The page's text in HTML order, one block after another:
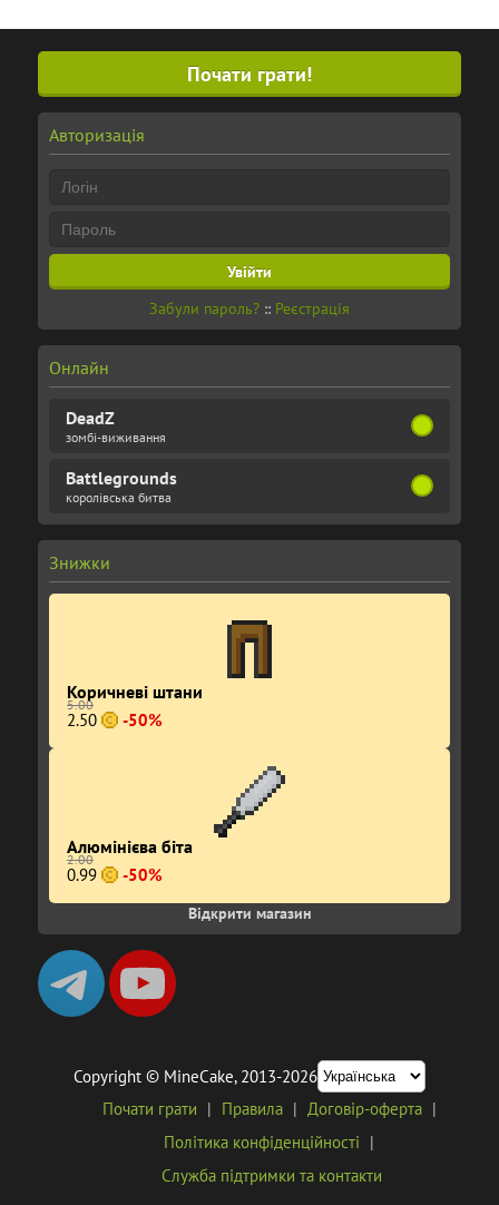
Почати грати!
Авторизація
Забули пароль? :: Реєстрація
Онлайн
DeadZ
зомбі-виживання
Battlegrounds
королівська битва
Знижки
Коричневі штани
5.00
2.50 -50%
Алюмінієва біта
2.00
0.99 -50%
Відкрити магазин
Copyright © MineCake, 2013-2026
Почати грати
Правила
Договір-оферта
Політика конфіденційності
Служба підтримки та контакти